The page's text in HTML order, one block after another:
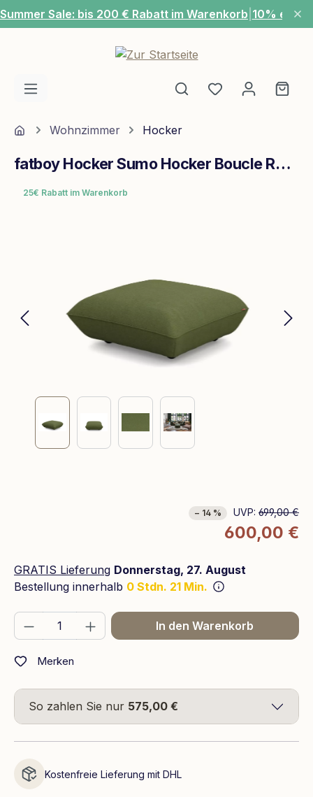
Zum Hauptinhalt springen
Summer Sale: bis 200 € Rabatt im Warenkorb 10% extra
Du hast 0
HomeWohnzimmer Hocker
fatboy Hocker Sumo Hocker Boucle Recycled Leaf Green
25€ Rabatt im Warenkorb
− 14 % UVP: 699,00 €
600,00 €
GRATIS Lieferung Donnerstag, 27. August
Bestellung innerhalb 0 Stdn. 21 Min.
Produkt Anzahl: Gib den gewünschten
In den Warenkorb
Merken
So zahlen Sie nur 575,00 €
Kostenfreie Lieferung mit DHL